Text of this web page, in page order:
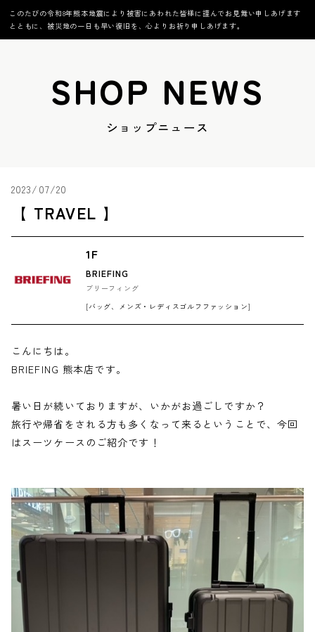
このたびの令和8年熊本地震により被害にあわれた皆様に謹んでお見舞い申しあげます
とともに、被災地の一日も早い復旧を、心よりお祈り申しあげます。
SHOP NEWS
ショップニュース
2023/07/20
【 TRAVEL 】
1F
BRIEFING
ブリーフィング
[バッグ、メンズ・レディスゴルフファッション]
こんにちは。
BRIEFING 熊本店です。
暑い日が続いておりますが、いかがお過ごしですか？
旅行や帰省をされる方も多くなって来るということで、今回
はスーツケースのご紹介です！